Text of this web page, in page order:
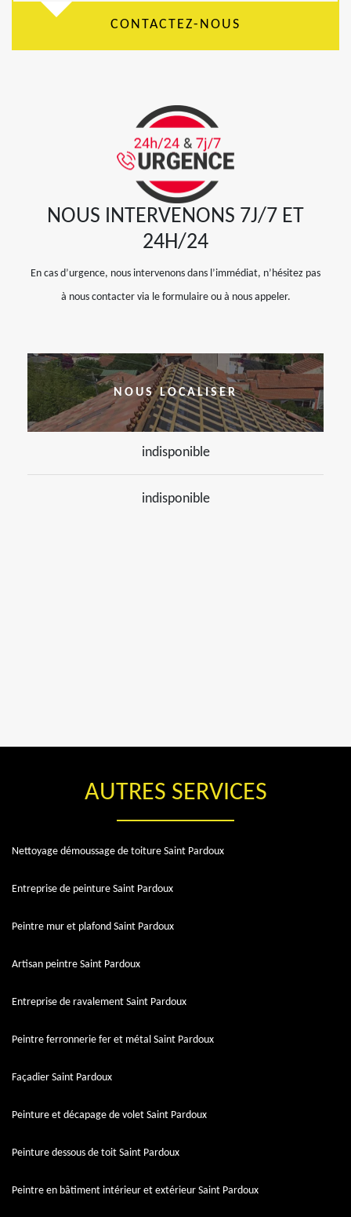
CONTACTEZ-NOUS
NOUS INTERVENONS 7J/7 ET
24H/24
En cas d’urgence, nous intervenons dans l’immédiat, n’hésitez pas
à nous contacter via le formulaire ou à nous appeler.
NOUS LOCALISER
indisponible
indisponible
AUTRES SERVICES
Nettoyage démoussage de toiture Saint Pardoux
Entreprise de peinture Saint Pardoux
Peintre mur et plafond Saint Pardoux
Artisan peintre Saint Pardoux
Entreprise de ravalement Saint Pardoux
Peintre ferronnerie fer et métal Saint Pardoux
Façadier Saint Pardoux
Peinture et décapage de volet Saint Pardoux
Peinture dessous de toit Saint Pardoux
Peintre en bâtiment intérieur et extérieur Saint Pardoux